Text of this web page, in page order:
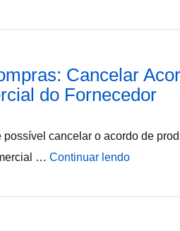
Cancelar
do Fornecedor
possível cancelar o acordo de
… Continuar lendo